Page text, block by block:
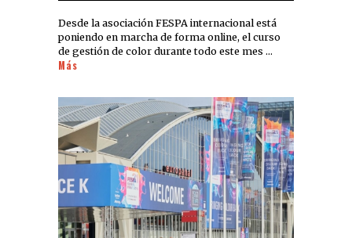
Desde la asociación FESPA internacional está
poniendo en marcha de forma online, el curso
de gestión de color durante todo este mes …
Más